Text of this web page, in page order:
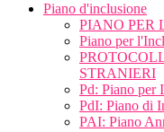
Piano d'inclusione
PIANO PER
Piano per
STRANIERI
Pd: Piano per
PdI: Piano di
PAI: Piano